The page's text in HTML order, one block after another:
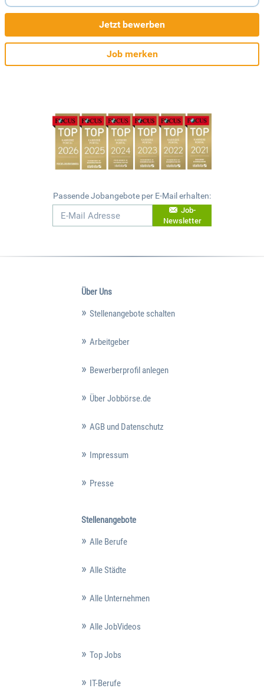
Jetzt bewerben
Job merken
Passende Jobangebote per E-Mail erhalten:
Job-
Newsletter
Über Uns
Stellenangebote schalten
Arbeitgeber
Bewerberprofil anlegen
Über Jobbörse.de
AGB und Datenschutz
Impressum
Presse
Stellenangebote
Alle Berufe
Alle Städte
Alle Unternehmen
Alle JobVideos
Top Jobs
IT-Berufe